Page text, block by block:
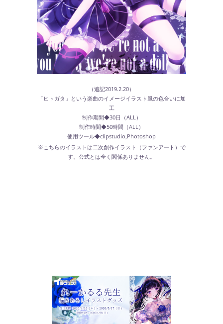
（追記2019.2.20）
「ヒトガタ」という楽曲のイメージイラスト風の色合いに加
工
制作期間◆30日（ALL）
制作時間◆50時間（ALL）
使用ツール◆clipstudio,Photoshop
※こちらのイラストは二次創作イラスト（ファンアート）で
す。公式とは全く関係ありません。